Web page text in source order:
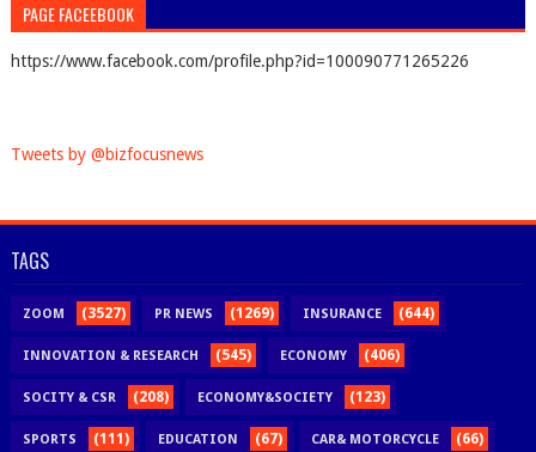
PAGE FACEEBOOK
https://www.facebook.com/profile.php?id=100090771265226
Tweets by @bizfocusnews
TAGS
ZOOM (3527) PR NEWS (1269) INSURANCE (644)
INNOVATION & RESEARCH (545) ECONOMY (406)
SOCITY & CSR (208) ECONOMY&SOCIETY (123)
SPORTS (111) EDUCATION (67) CAR& MOTORCYCLE (66)